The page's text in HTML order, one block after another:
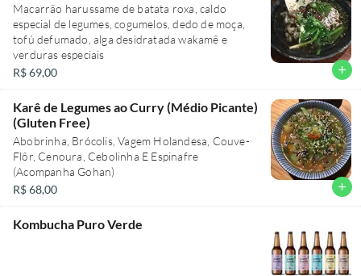
Macarrão harussame de batata roxa, caldo
especial de legumes, cogumelos, dedo de moça,
tofú defumado, alga desidratada wakamê e
verduras especiais
R$ 69,00
add
Karê de Legumes ao Curry (Médio Picante)
(Gluten Free)
Abobrinha, Brócolis, Vagem Holandesa, Couve-
Flôr, Cenoura, Cebolinha E Espinafre
(Acompanha Gohan)
R$ 68,00
add
Kombucha Puro Verde